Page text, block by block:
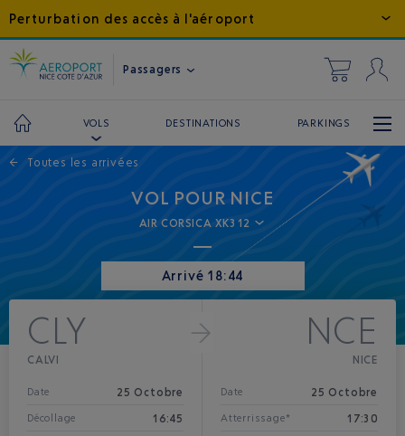
Perturbation des accès à l'aéroport
Passagers
VOLS DESTINATIONS PARKINGS
← Toutes les arrivées
VOL POUR NICE
AIR CORSICA XK312
Arrivé 18:44
CLY
CALVI
Date 25 Octobre
Décollage 16:45
NCE
NICE
Date 25 Octobre
Atterrissage* 17:30